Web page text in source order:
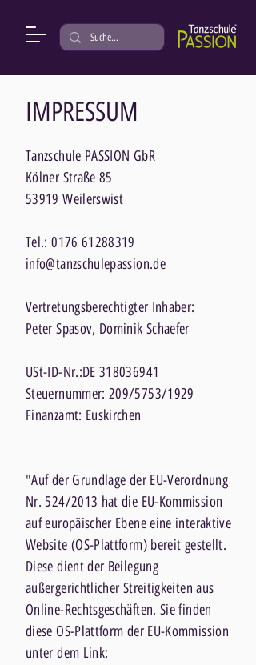
IMPRESSUM
Tanzschule PASSION GbR
Kölner Straße 85
53919 Weilerswist
Tel.:0176 61288319
info@tanzschulepassion.de
Vertretungsberechtigter Inhaber:
Peter Spasov, Dominik Schaefer
USt-ID-Nr.:DE318036941
Steuernummer: 209/5753/1929
Finanzamt: Euskirchen
"Auf der Grundlage der EU-Verordnung
Nr. 524/2013 hat die EU-Kommission
auf europäischer Ebene eine interaktive
Website (OS-Plattform) bereit gestellt.
Diese dient der Beilegung
außergerichtlicher Streitigkeiten aus
Online-Rechtsgeschäften. Sie finden
diese OS-Plattform der EU-Kommission
unter dem Link: